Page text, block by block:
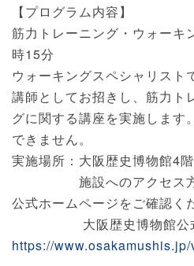
【プログラム内容】
筋力トレーニング・ウォー
時15分
ウォーキングスペシャリスト
講師としてお招きし、筋力ト
グに関する講座を実施します
できません。
実施場所：大阪歴史博物館4
施設へのアクセス方法
公式ホームページをご確認く
大阪歴史博物館公式
https://